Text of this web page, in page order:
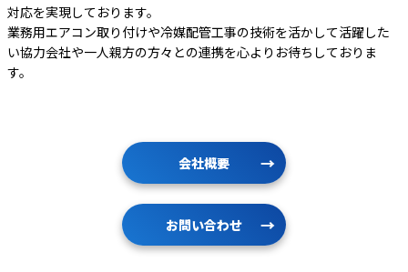
対応を実現しております。
業務用エアコン取り付けや冷媒配管工事の技術を活かして活躍した
い協力会社や一人親方の方々との連携を心よりお待ちしておりま
す。
会社概要
お問い合わせ